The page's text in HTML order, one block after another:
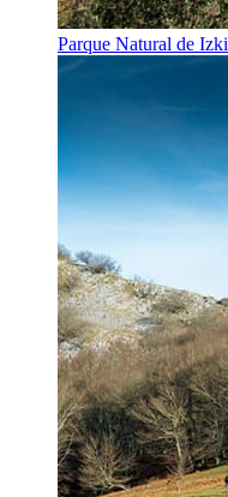
Parque Natural de Izki